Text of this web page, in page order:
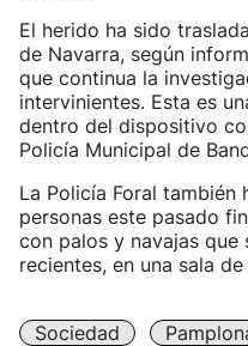
El herido ha sido
de Navarra, según
que continua la
intervinientes. Esta es
dentro del dispositivo
Policía Municipal de
La Policía Foral
personas este pasado
con palos y navajas que
recientes, en una sala
Sociedad